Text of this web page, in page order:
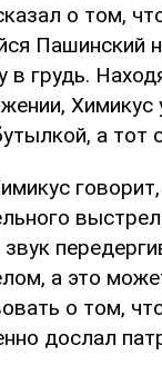
о том,
Пашинский
в грудь.
Химикус
а тот
а это
о том,
дослал